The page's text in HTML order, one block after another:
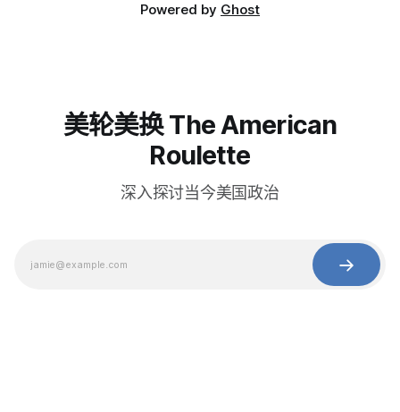
Powered by Ghost
美轮美换 The American
Roulette
深入探讨当今美国政治